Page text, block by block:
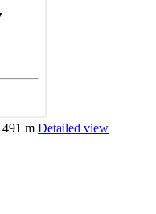
491 m Detailed view